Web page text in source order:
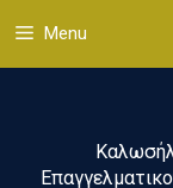
σε
περιεχόμενο
Menu